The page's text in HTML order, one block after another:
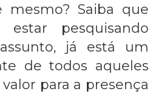
mesmo? Saiba que
estar pesquisando
já está um
de todos aqueles
para a presença